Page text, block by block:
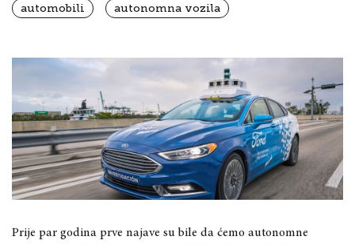
automobili autonomna vozila
Prije par godina prve najave su bile da ćemo autonomne